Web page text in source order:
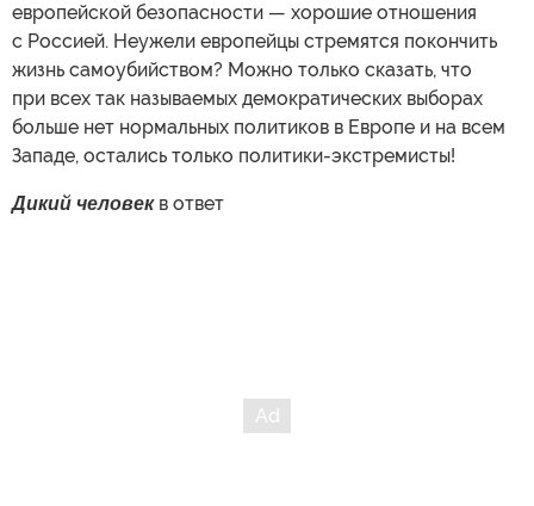
европейской безопасности — хорошие отношения
с Россией. Неужели европейцы стремятся покончить
жизнь самоубийством? Можно только сказать, что
при всех так называемых демократических выборах
больше нет нормальных политиков в Европе и на всем
Западе, остались только политики-экстремисты!
Дикий человек в ответ